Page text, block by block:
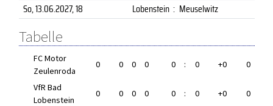
So, 13.06.2027, 18 Lobenstein : Meuselwitz
Tabelle
FC Motor
Zeulenroda
0 0 0 0 0 : 0 +0 0
VfR Bad
Lobenstein
0 0 0 0 0 : 0 +0 0